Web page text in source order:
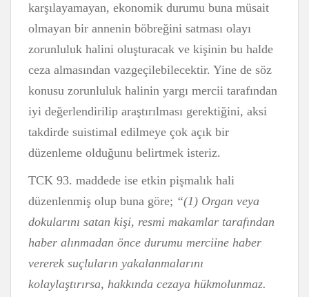
karşılayamayan, ekonomik durumu buna müsait
olmayan bir annenin böbreğini satması olayı
zorunluluk halini oluşturacak ve kişinin bu halde
ceza almasından vazgeçilebilecektir. Yine de söz
konusu zorunluluk halinin yargı mercii tarafından
iyi değerlendirilip araştırılması gerektiğini, aksi
takdirde suistimal edilmeye çok açık bir
düzenleme olduğunu belirtmek isteriz.
TCK 93. maddede ise etkin pişmalık hali
düzenlenmiş olup buna göre; “(1) Organ veya
dokularını satan kişi, resmi makamlar tarafından
haber alınmadan önce durumu merciine haber
vererek suçluların yakalanmalarını
kolaylaştırırsa, hakkında cezaya hükmolunmaz.